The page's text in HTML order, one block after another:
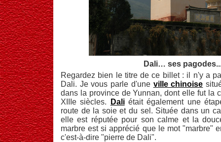
Dali… ses
Regardez bien le titre de ce billet : il n'y a
Dali. Je vous parle d'une ville chinoise
dans la province de Yunnan, dont elle fut la
XIIIe siècles.
Daliétait également une
route de la soie et du sel. Située dans un
elle est réputée pour son calme et la
marbre est si apprécié que le mot "marbre"
c'est-à-dire "pierre de Dali".